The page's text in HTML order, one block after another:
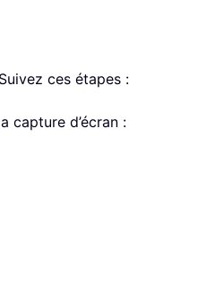
ces étapes :
capture d’écran :